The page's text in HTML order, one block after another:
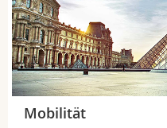
Mobilität